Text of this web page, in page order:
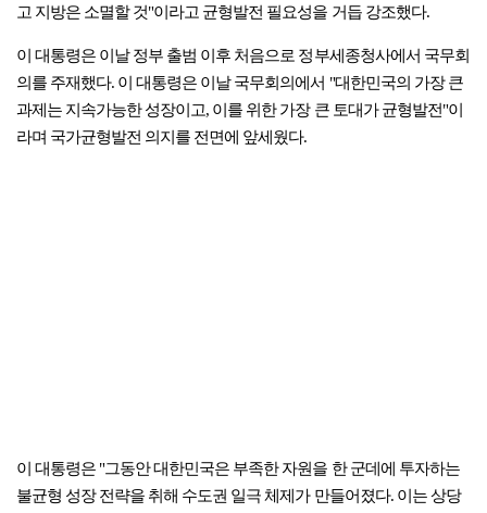
고 지방은 소멸할 것"이라고 균형발전 필요성을 거듭 강조했다.
이 대통령은 이날 정부 출범 이후 처음으로 정부세종청사에서 국무회
의를 주재했다. 이 대통령은 이날 국무회의에서 "대한민국의 가장 큰
과제는 지속가능한 성장이고, 이를 위한 가장 큰 토대가 균형발전"이
라며 국가균형발전 의지를 전면에 앞세웠다.
이 대통령은 "그동안 대한민국은 부족한 자원을 한 군데에 투자하는
불균형 성장 전략을 취해 수도권 일극 체제가 만들어졌다. 이는 상당